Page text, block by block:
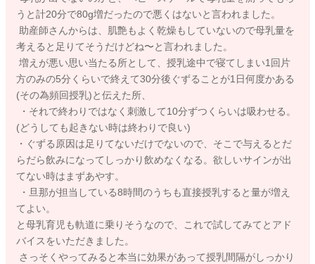
うと計20分で80g増だったので悪くはないと言われました。
助産師さんからは、肌艶もよく乾燥もしていないので母乳量を
考えると足りてそうだけどね〜と言われました。
増えが悪い思い当たる所として、授乳途中で寝てしまい1回片
方のみの5分くらいで終えて30分後ぐずることが1日何度かある
(その為頻回授乳)と伝えた所、
・それで終わりではなく刺激して10分ずつくらいは吸わせる。
(どうしても起きない時は終わりで良い)
・ぐずる原因は足りてないだけでないので、そこで与えるとだ
らだら飲みになってしっかり飲めなくなる。欲しいサインが出
てない時はまずあやす。
・旦那が担当している8時間のうちも直接授乳すると量が増え
てよい。
と母乳育児も軌道に乗りそうなので、これで試してみてとアド
バイスをいただきました。
さっそくやってみると本当に効果があって授乳間隔がしっかり